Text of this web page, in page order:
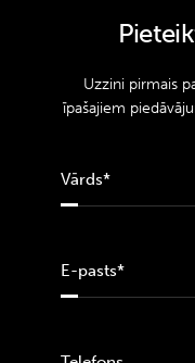
Uzzini pirmais
īpašajiem